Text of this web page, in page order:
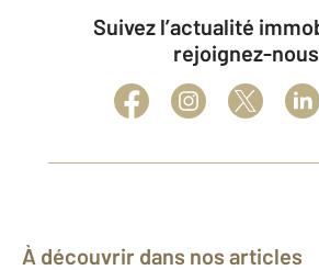
Suivez l’actualité immobilière et
rejoignez-nous
À découvrir dans nos articles